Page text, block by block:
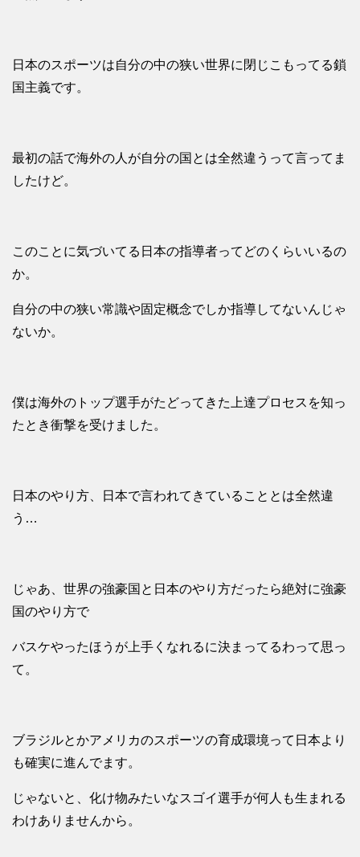
日本のスポーツは自分の中の狭い世界に閉じこもってる鎖
国主義です。
最初の話で海外の人が自分の国とは全然違うって言ってま
したけど。
このことに気づいてる日本の指導者ってどのくらいいるの
か。
自分の中の狭い常識や固定概念でしか指導してないんじゃ
ないか。
僕は海外のトップ選手がたどってきた上達プロセスを知っ
たとき衝撃を受けました。
日本のやり方、日本で言われてきていることとは全然違
う…
じゃあ、世界の強豪国と日本のやり方だったら絶対に強豪
国のやり方で
バスケやったほうが上手くなれるに決まってるわって思っ
て。
ブラジルとかアメリカのスポーツの育成環境って日本より
も確実に進んでます。
じゃないと、化け物みたいなスゴイ選手が何人も生まれる
わけありませんから。